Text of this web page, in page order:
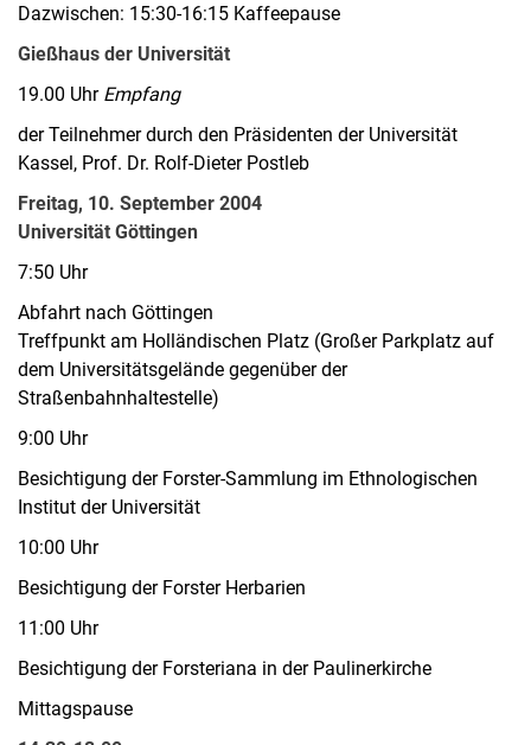
Dazwischen: 15:30-16:15 Kaffeepause
Gießhaus der Universität
19.00 Uhr Empfang
der Teilnehmer durch den Präsidenten der Universität
Kassel, Prof. Dr. Rolf-Dieter Postleb
Freitag, 10. September 2004
Universität Göttingen
7:50 Uhr
Abfahrt nach Göttingen
Treffpunkt am Holländischen Platz (Großer Parkplatz auf
dem Universitätsgelände gegenüber der
Straßenbahnhaltestelle)
9:00 Uhr
Besichtigung der Forster-Sammlung im Ethnologischen
Institut der Universität
10:00 Uhr
Besichtigung der Forster Herbarien
11:00 Uhr
Besichtigung der Forsteriana in der Paulinerkirche
Mittagspause